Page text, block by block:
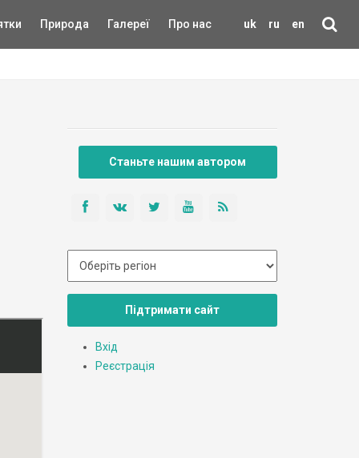
uk ru en
Природа Галереї Про нас
Станьте нашим автором
Підтримати сайт
Вхід
Реєстрація